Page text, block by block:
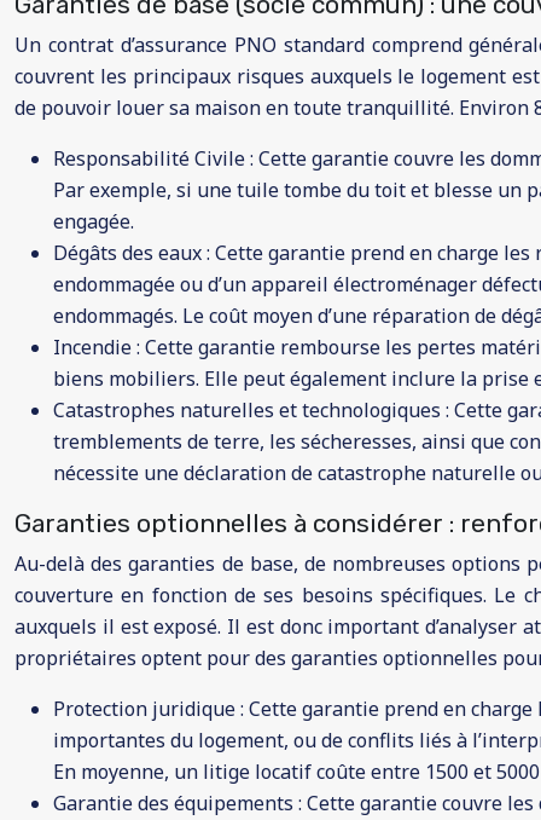
Un contrat d’assurance PNO standard comprend
couvrent les principaux risques auxquels le logement
de pouvoir louer sa maison en toute tranquillité. Environ
Responsabilité Civile : Cette garantie couvre les
Par exemple, si une tuile tombe du toit et blesse un
engagée.
Dégâts des eaux : Cette garantie prend en charge
endommagée ou d’un appareil électroménager
endommagés. Le coût moyen d’une réparation de
Incendie : Cette garantie rembourse les pertes
biens mobiliers. Elle peut également inclure la prise
Catastrophes naturelles et technologiques : Cette
tremblements de terre, les sécheresses, ainsi que
nécessite une déclaration de catastrophe naturelle
Garanties optionnelles à considérer :
Au-delà des garanties de base, de nombreuses
couverture en fonction de ses besoins spécifiques. Le
auxquels il est exposé. Il est donc important d’analyser
propriétaires optent pour des garanties optionnelles
Protection juridique : Cette garantie prend en charge
importantes du logement, ou de conflits liés à
En moyenne, un litige locatif coûte entre 1500 et
Garantie des équipements : Cette garantie couvre